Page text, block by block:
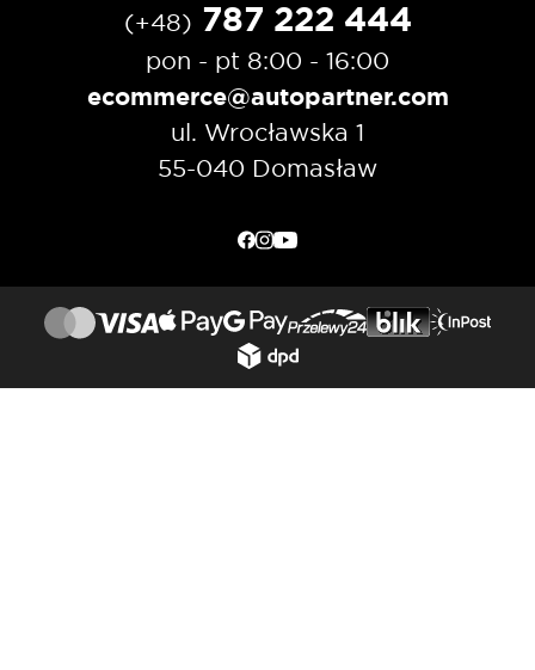
(+48) 787 222 444
pon - pt 8:00 - 16:00
ecommerce@autopartner.com
ul. Wrocławska 1
55-040 Domasław